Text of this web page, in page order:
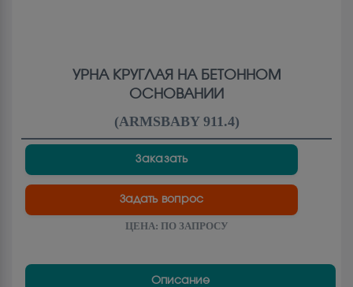
УРНА КРУГЛАЯ НА БЕТОННОМ
ОСНОВАНИИ
(ARMSBABY 911.4)
Заказать
Задать вопрос
ЦЕНА: ПО ЗАПРОСУ
Описание